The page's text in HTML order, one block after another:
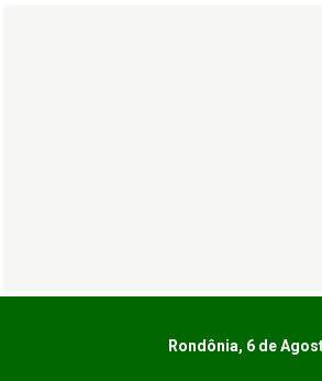
Rondônia, 6 de